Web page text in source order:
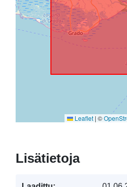
Leaflet | ©
Lisätietoja